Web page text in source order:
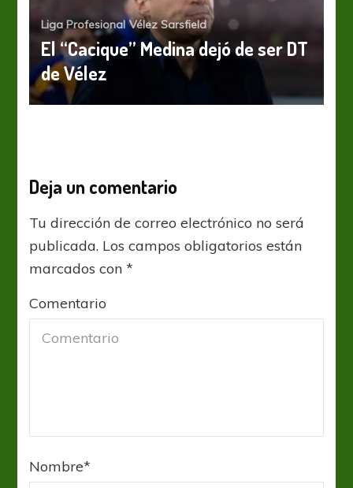
Liga Profesional Vélez Sarsfield
El “Cacique” Medina dejó de ser DT
de Vélez
Deja un comentario
Tu dirección de correo electrónico no será
publicada. Los campos obligatorios están
marcados con*
Comentario
Nombre*